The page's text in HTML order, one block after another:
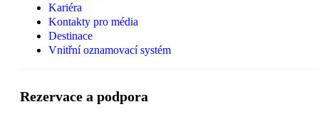
Kariéra
Kontakty pro média
Destinace
Vnitřní oznamovací systém
Rezervace a podpora